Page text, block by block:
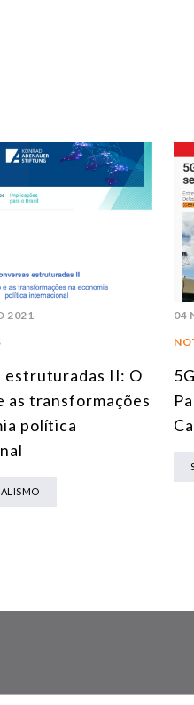
2021
estruturadas II: O
as transformações
política
04